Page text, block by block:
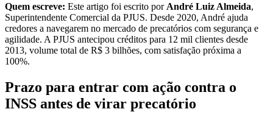
Quem escreve: Este artigo foi escrito por André Luiz Almeida,
Superintendente Comercial da PJUS. Desde 2020, André ajuda
credores a navegarem no mercado de precatórios com segurança e
agilidade. A PJUS antecipou créditos para 12 mil clientes desde
2013, volume total de R$ 3 bilhões, com satisfação próxima a
100%.
Prazo para entrar com ação contra o
INSS antes de virar precatório